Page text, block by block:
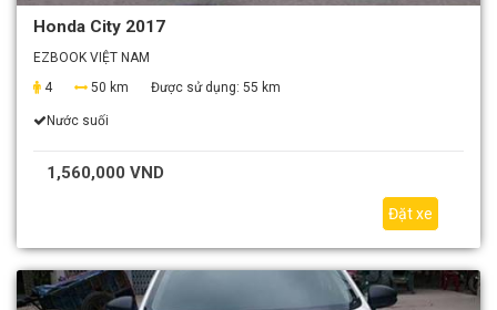
Honda City 2017
EZBOOK VIỆT NAM
4
50 km Được sử dụng: 55 km
Nước suối
1,560,000 VND
Đặt xe